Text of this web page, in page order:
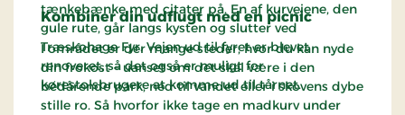
tænkebænke med citater på. En af kurvejene, den
gule rute, går langs kysten og slutter ved
Træskohage Fyr. Vejen ud til fyret er blevet
renoveret, så det også er muligt for
kørestolsbrugere at komme ud til tårnet.
Kombiner din udflugt med en picnic
I området er der mange steder, hvor du kan nyde
din frokost – uanset om det skal være i den
bedårende park, ned til vandet eller i skovens dybe
stille ro. Så hvorfor ikke tage en madkurv under